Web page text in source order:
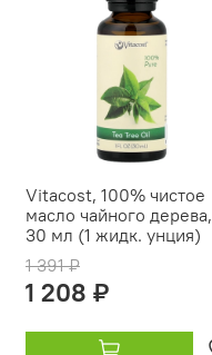
Vitacost, 100% чистое
масло чайного дерева,
30 мл (1 жидк. унция)
1 391 ₽
1 208 ₽